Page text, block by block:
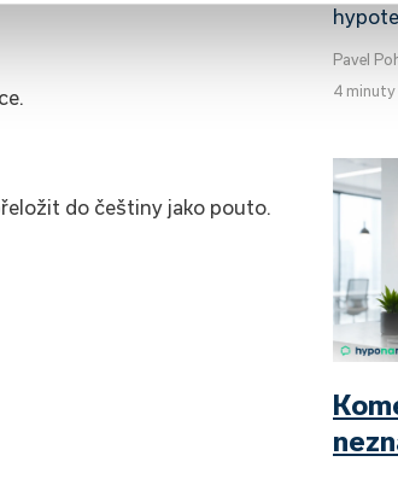
do češtiny jako pouto.
Pavel
4 minuty